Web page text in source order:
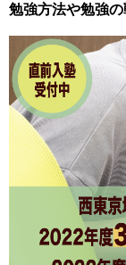
勉強方法や勉強